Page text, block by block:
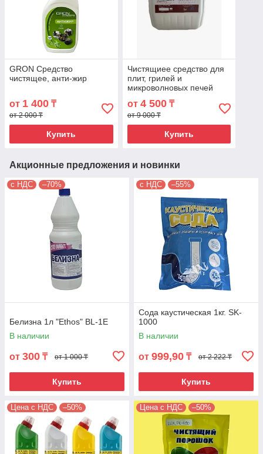
GRON Средство
чистящее, анти-жир
от 1 400 ₸
от 2 000 ₸
Купить
Чистящиее средство для
плит, грилей и
микроволновых печей
ANTI FETT LIGHT 5кг. AJ-5
от 4 500₸
от 9 000 ₸
Купить
Акционные предложения и новинки
с НДС –70%
Белизна 1л "Ethos" BL-1E
В наличии
от 300 ₸ от 1 000 ₸
Купить
с НДС –55%
Сода каустическая 1кг. SK-
1000
В наличии
от 999,90 ₸ от 2 222 ₸
Купить
Цена с НДС –50% Цена с НДС –50%